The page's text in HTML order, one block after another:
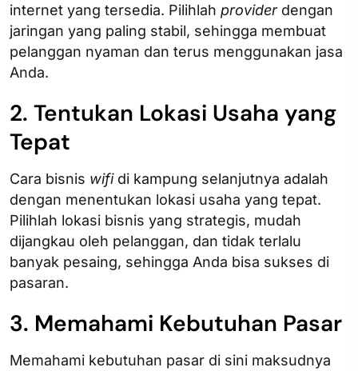
internet yang tersedia. Pilihlah providerdengan
jaringan yang paling stabil, sehingga membuat
pelanggan nyaman dan terus menggunakan jasa
Anda.
2. Tentukan Lokasi Usaha yang
Tepat
Cara bisnis wifidi kampung selanjutnya adalah
dengan menentukan lokasi usaha yang tepat.
Pilihlah lokasi bisnis yang strategis, mudah
dijangkau oleh pelanggan, dan tidak terlalu
banyak pesaing, sehingga Anda bisa sukses di
pasaran.
3. Memahami Kebutuhan Pasar
Memahami kebutuhan pasar di sini maksudnya